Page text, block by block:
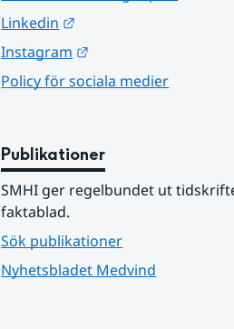
Linkedin
Instagram
Policy för sociala medier
Publikationer
SMHI ger regelbundet ut
faktablad.
Sök publikationer
Nyhetsbladet Medvind